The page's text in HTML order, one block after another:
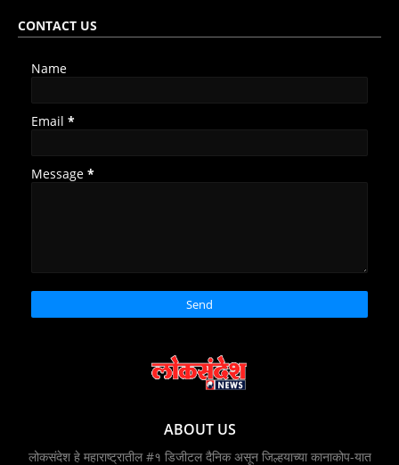
CONTACT US
Name
Email *
Message *
ABOUT US
लोकसंदेश हे महाराष्ट्रातील #१ डिजीटल दैनिक असून जिल्हयाच्या कानाकोप-यात